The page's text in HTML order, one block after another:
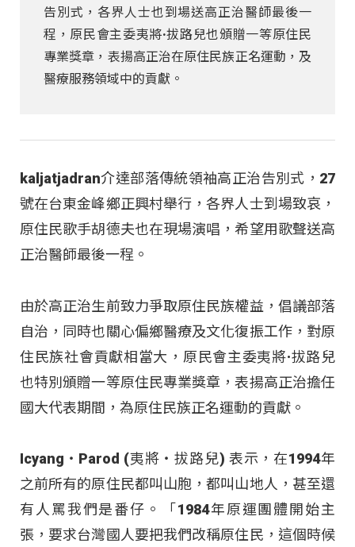
告別式，各界人士也到場送高正治醫師最後一
程，原民會主委夷將·拔路兒也頒贈一等原住民
專業獎章，表揚高正治在原住民族正名運動，及
醫療服務領域中的貢獻。
kaljatjadran介達部落傳統領袖高正治告別式，27
號在台東金峰鄉正興村舉行，各界人士到場致哀，
原住民歌手胡德夫也在現場演唱，希望用歌聲送高
正治醫師最後一程。
由於高正治生前致力爭取原住民族權益，倡議部落
自治，同時也關心偏鄉醫療及文化復振工作，對原
住民族社會貢獻相當大，原民會主委夷將·拔路兒
也特別頒贈一等原住民專業獎章，表揚高正治擔任
國大代表期間，為原住民族正名運動的貢獻。
Icyang‧Parod (夷將‧拔路兒) 表示，在1994年
之前所有的原住民都叫山胞，都叫山地人，甚至還
有人罵我們是番仔。「1984年原運團體開始主
張，要求台灣國人要把我們改稱原住民，這個時候